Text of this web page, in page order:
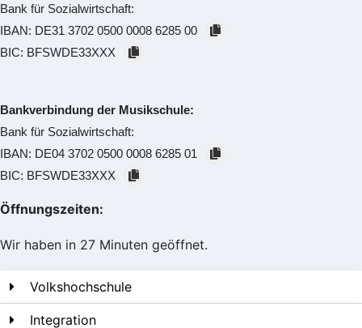
Bank für Sozialwirtschaft:
IBAN: DE31 3702 0500 0008 6285 00
BIC: BFSWDE33XXX
Bankverbindung der Musikschule:
Bank für Sozialwirtschaft:
IBAN: DE04 3702 0500 0008 6285 01
BIC: BFSWDE33XXX
Öffnungszeiten:
Wir haben in 27 Minuten geöffnet.
Volkshochschule
Integration